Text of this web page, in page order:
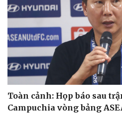
Toàn cảnh: Họp báo sau
Campuchia vòng bảng